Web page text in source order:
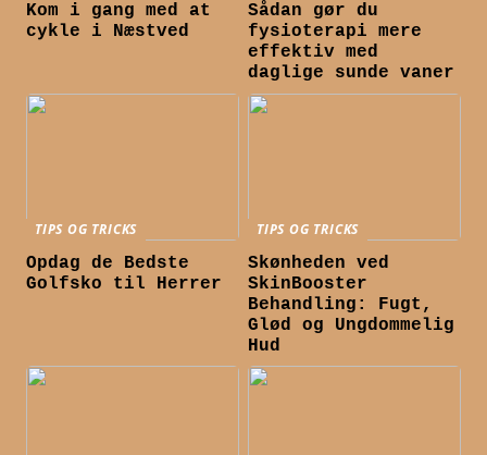
Kom i gang med at
cykle i Næstved
Sådan gør du
fysioterapi mere
effektiv med
daglige sunde vaner
TIPS OG TRICKS
Opdag de Bedste
Golfsko til Herrer
TIPS OG TRICKS
Skønheden ved
SkinBooster
Behandling: Fugt,
Glød og Ungdommelig
Hud